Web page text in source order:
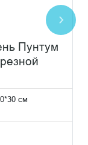
Пунтум
см